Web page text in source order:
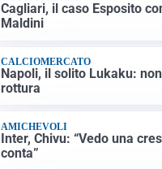
Cagliari, il caso Esposito
Maldini
CALCIOMERCATO
Napoli, il solito Lukaku:
rottura
AMICHEVOLI
Inter, Chivu: “Vedo una
conta”